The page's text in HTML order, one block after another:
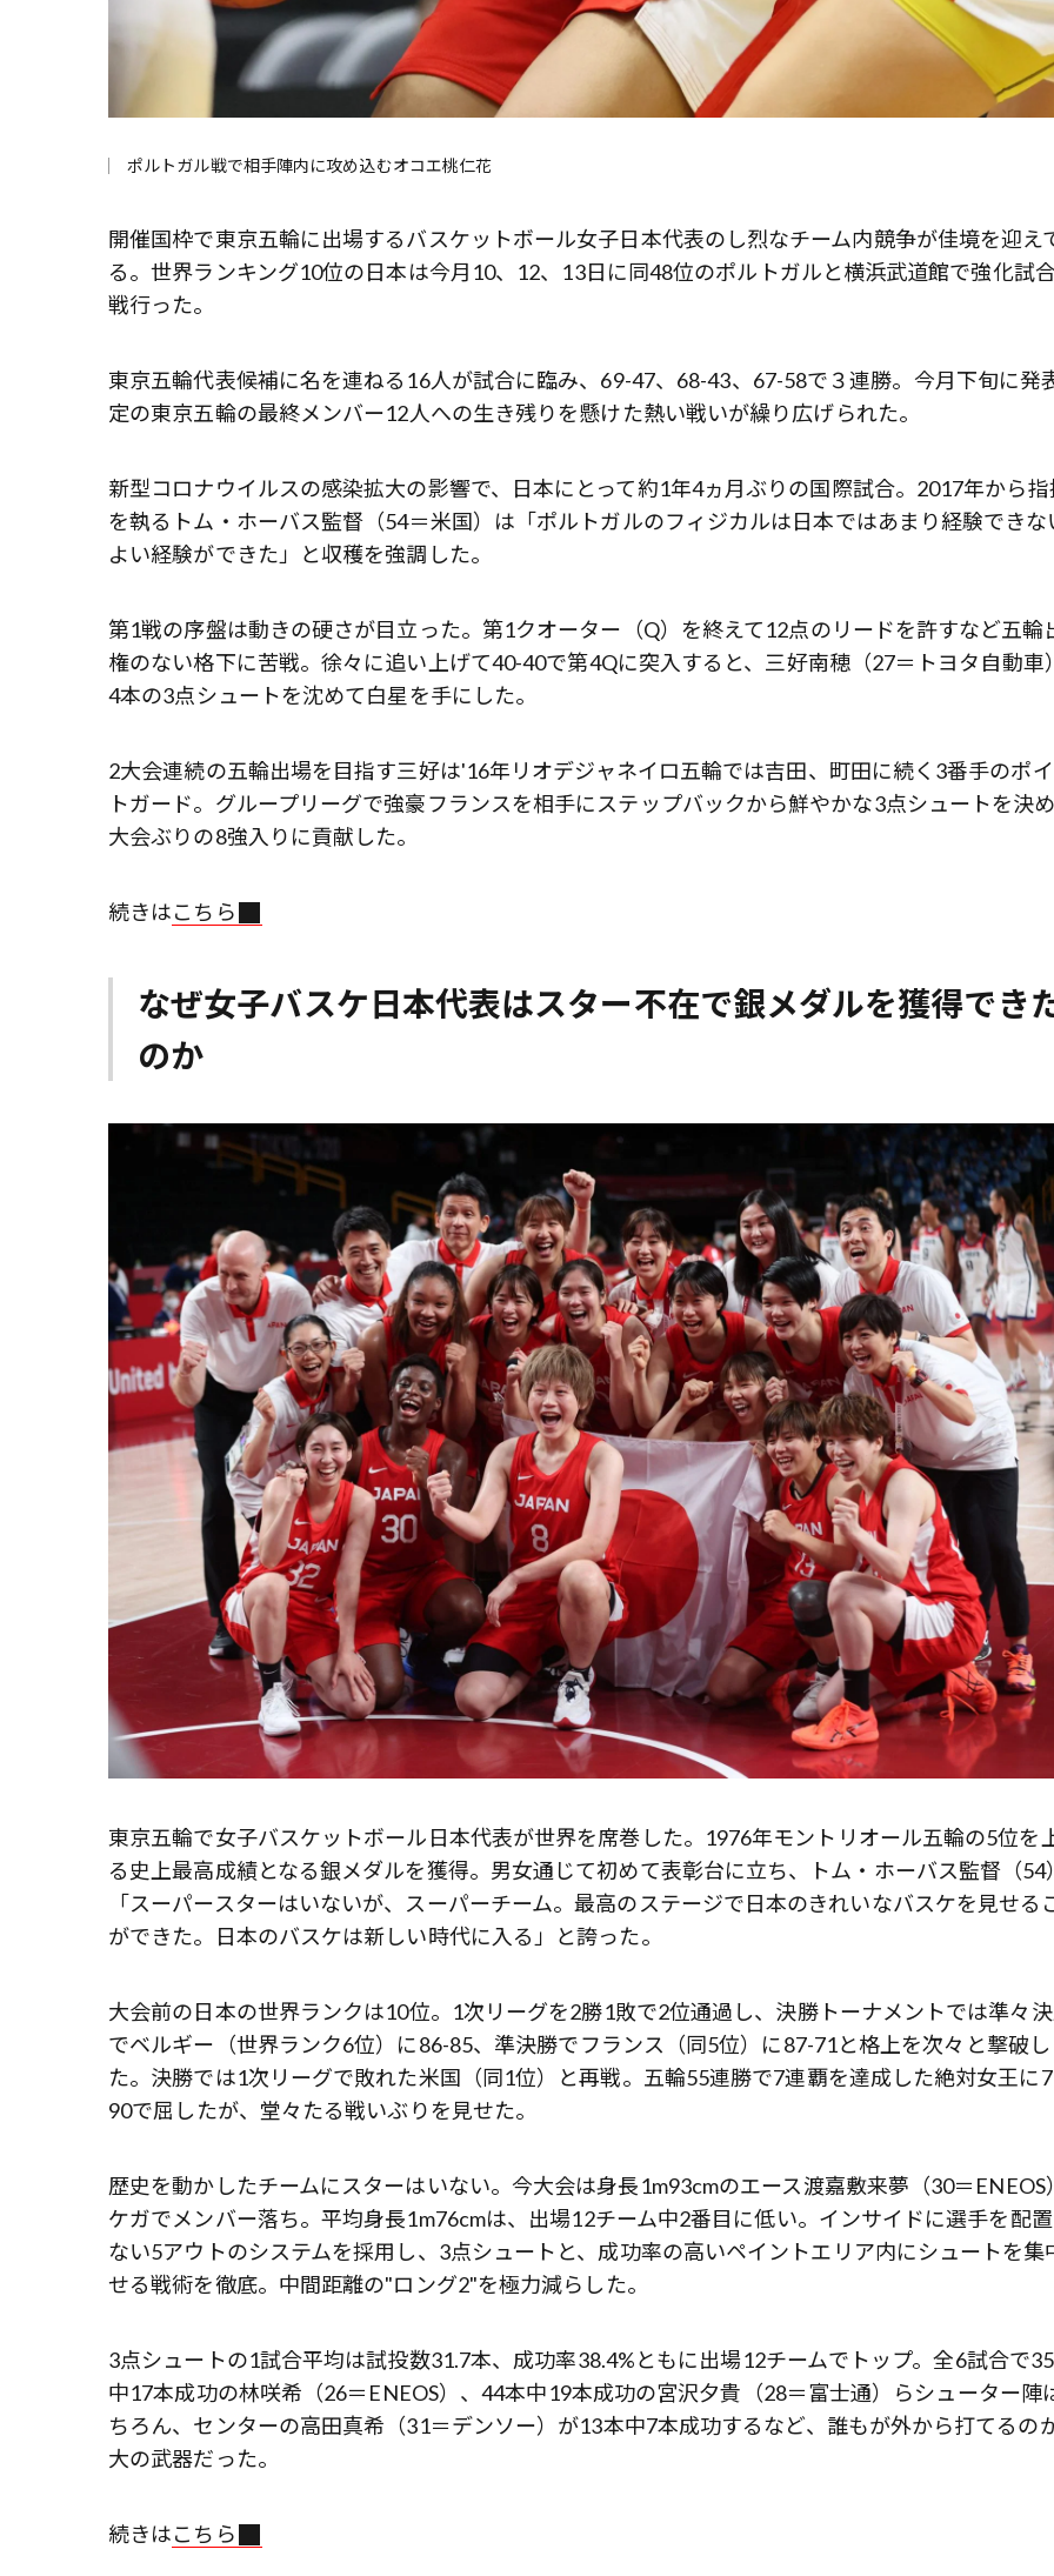
ポルトガル戦で相手陣内に攻め込むオコエ桃仁花
開催国枠で東京五輪に出場するバスケットボール女子日本代表のし烈なチーム内競争が佳境を迎え
る。世界ランキング10位の日本は今月10、12、13日に同48位のポルトガルと横浜武道館で強化試
戦行った。
東京五輪代表候補に名を連ねる16人が試合に臨み、69-47、68-43、67-58で３連勝。今月下旬に発
定の東京五輪の最終メンバー12人への生き残りを懸けた熱い戦いが繰り広げられた。
新型コロナウイルスの感染拡大の影響で、日本にとって約1年4ヵ月ぶりの国際試合。2017年から指
を執るトム・ホーバス監督（54＝米国）は「ポルトガルのフィジカルは日本ではあまり経験できな
よい経験ができた」と収穫を強調した。
第1戦の序盤は動きの硬さが目立った。第1クオーター（Q）を終えて12点のリードを許すなど五輪
権のない格下に苦戦。徐々に追い上げて40-40で第4Qに突入すると、三好南穂（27＝トヨタ自動車
4本の3点シュートを沈めて白星を手にした。
2大会連続の五輪出場を目指す三好は'16年リオデジャネイロ五輪では吉田、町田に続く3番手のポ
トガード。グループリーグで強豪フランスを相手にステップバックから鮮やかな3点シュートを決
大会ぶりの8強入りに貢献した。
続きはこちら
なぜ女子バスケ日本代表はスター不在で銀メダルを獲得でき
のか
東京五輪で女子バスケットボール日本代表が世界を席巻した。1976年モントリオール五輪の5位を
る史上最高成績となる銀メダルを獲得。男女通じて初めて表彰台に立ち、トム・ホーバス監督（54
「スーパースターはいないが、スーパーチーム。最高のステージで日本のきれいなバスケを見せる
ができた。日本のバスケは新しい時代に入る」と誇った。
大会前の日本の世界ランクは10位。1次リーグを2勝1敗で2位通過し、決勝トーナメントでは準々
でベルギー（世界ランク6位）に86-85、準決勝でフランス（同5位）に87-71と格上を次々と撃破し
た。決勝では1次リーグで敗れた米国（同1位）と再戦。五輪55連勝で7連覇を達成した絶対女王に
90で屈したが、堂々たる戦いぶりを見せた。
歴史を動かしたチームにスターはいない。今大会は身長1m93cmのエース渡嘉敷来夢（30＝ENEOS
ケガでメンバー落ち。平均身長1m76cmは、出場12チーム中2番目に低い。インサイドに選手を配
ない5アウトのシステムを採用し、3点シュートと、成功率の高いペイントエリア内にシュートを集
せる戦術を徹底。中間距離の"ロング2"を極力減らした。
3点シュートの1試合平均は試投数31.7本、成功率38.4%ともに出場12チームでトップ。全6試合で
中17本成功の林咲希（26＝ENEOS）、44本中19本成功の宮沢夕貴（28＝富士通）らシューター陣
ちろん、センターの高田真希（31＝デンソー）が13本中7本成功するなど、誰もが外から打てるの
大の武器だった。
続きはこちら
前列ホテル「UMITO 熱海 別邸」